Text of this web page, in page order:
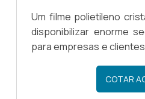
Um filme polietileno
disponibilizar enorme
para empresas e
amplamente utilizado
principalmente no
COTAR